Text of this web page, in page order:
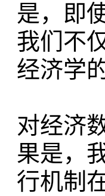
是，即
我们不
经济学
对经济
果是，
行机制